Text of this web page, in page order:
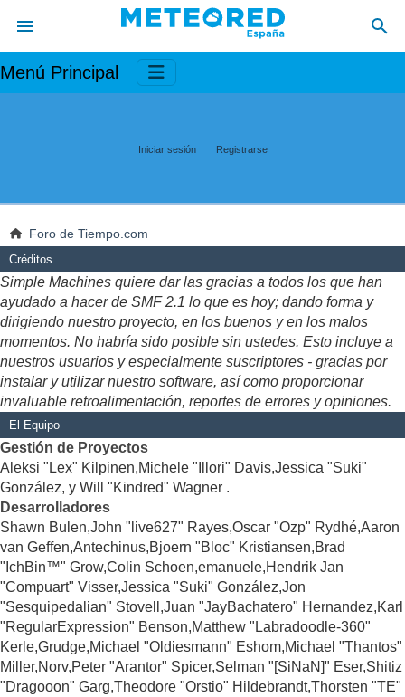
Menú Principal
Iniciar sesión Registrarse
Foro de Tiempo.com
Créditos
Simple Machines quiere dar las gracias a todos los que han
ayudado a hacer de SMF 2.1 lo que es hoy; dando forma y
dirigiendo nuestro proyecto, en los buenos y en los malos
momentos. No habría sido posible sin ustedes. Esto incluye a
nuestros usuarios y especialmente suscriptores - gracias por
instalar y utilizar nuestro software, así como proporcionar
invaluable retroalimentación, reportes de errores y opiniones.
El Equipo
Gestión de Proyectos
Aleksi "Lex" Kilpinen,Michele "Illori" Davis,Jessica "Suki"
González, y Will "Kindred" Wagner .
Desarrolladores
Shawn Bulen,John "live627" Rayes,Oscar "Ozp" Rydhé,Aaron
van Geffen,Antechinus,Bjoern "Bloc" Kristiansen,Brad
"IchBin™" Grow,Colin Schoen,emanuele,Hendrik Jan
"Compuart" Visser,Jessica "Suki" González,Jon
"Sesquipedalian" Stovell,Juan "JayBachatero" Hernandez,Karl
"RegularExpression" Benson,Matthew "Labradoodle-360"
Kerle,Grudge,Michael "Oldiesmann" Eshom,Michael "Thantos"
Miller,Norv,Peter "Arantor" Spicer,Selman "[SiNaN]" Eser,Shitiz
"Dragooon" Garg,Theodore "Orstio" Hildebrandt,Thorsten "TE"